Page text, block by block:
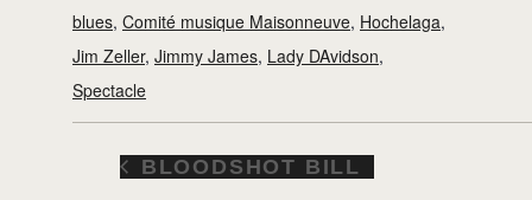
blues, Comité musique Maisonneuve, Hochelaga,
Jim Zeller, Jimmy James, Lady DAvidson,
Spectacle
BLOODSHOT BILL